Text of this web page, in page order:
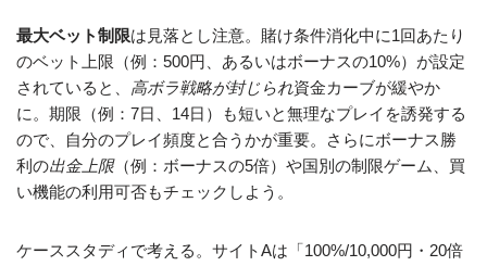
最大ベット制限は見落とし注意。賭け条件消化中に1回あたり
のベット上限（例：500円、あるいはボーナスの10%）が設定
されていると、 高ボラ戦略が封じられ資金カーブが緩やか
に。期限（例：7日、14日）も短いと無理なプレイを誘発する
ので、自分のプレイ頻度と合うかが重要。さらにボーナス勝
利の出金上限（例：ボーナスの5倍）や国別の制限ゲーム、買
い機能の利用可否もチェックしよう。
ケーススタディで考える。サイトAは「100%/10,000円・20倍